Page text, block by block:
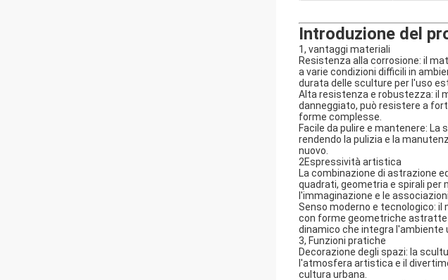
Introduzione del
1, vantaggi materiali
Resistenza alla corrosione: il
a varie condizioni difficili in
durata delle sculture per l'uso
Alta resistenza e robustezza: il
danneggiato, può resistere a
forme complesse.
Facile da pulire e mantenere:
rendendo la pulizia e la
nuovo.
2Espressività artistica
La combinazione di astrazione
quadrati, geometria e spirali per
l'immaginazione e le
Senso moderno e tecnologico:
con forme geometriche
dinamico che integra l'ambiente
3, Funzioni pratiche
Decorazione degli spazi: la
l'atmosfera artistica e il
cultura urbana.